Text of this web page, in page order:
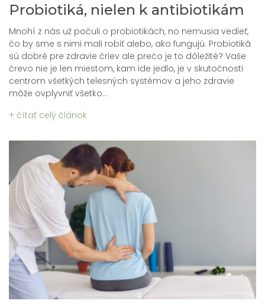
Probiotiká, nielen k antibiotikám
Mnohí z nás už počuli o probiotikách, no nemusia vedieť,
čo by sme s nimi mali robiť alebo, ako fungujú. Probiotiká
sú dobré pre zdravie čriev ale prečo je to dôležité? Vaše
črevo nie je len miestom, kam ide jedlo, je v skutočnosti
centrom všetkých telesných systémov a jeho zdravie
môže ovplyvniť všetko...
+ čítať celý článok